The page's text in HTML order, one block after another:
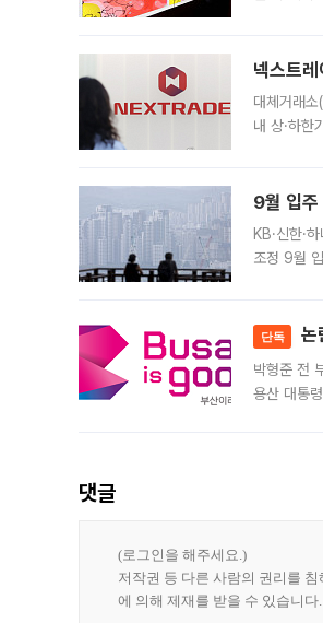
넥스트
대체거래
내 상·하한
9월 입
KB·신한·
조정 9월
단독 논
박형준 전
용산 대통
댓글